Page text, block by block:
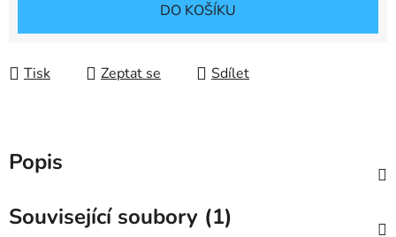
DO KOŠÍKU
Tisk Zeptat se Sdílet
Popis
Související soubory (1)